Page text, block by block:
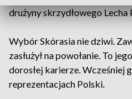
drużyny skrzydłowego Lecha
Wybór Skórasia nie dziwi.
zasłużył na powołanie. To
dorosłej karierze. Wcześniej
reprezentacjach Polski.